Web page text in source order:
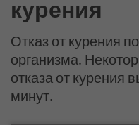
курения
Отказ от курения
организма.
отказа от курения
минут.